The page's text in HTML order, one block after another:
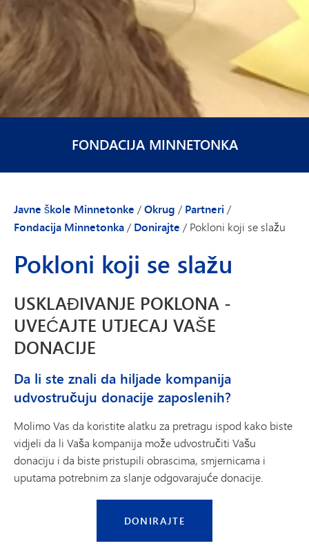
FONDACIJA MINNETONKA
Javne škole Minnetonke /Okrug / Partneri /
Fondacija Minnetonka/ Donirajte / Pokloni koji se slažu
Pokloni koji se slažu
USKLAĐIVANJE POKLONA -
UVEĆAJTE UTJECAJ VAŠE
DONACIJE
Da li ste znali da hiljade kompanija
udvostručuju donacije zaposlenih?
Molimo Vas da koristite alatku za pretragu ispod kako biste
vidjeli da li Vaša kompanija može udvostručiti Vašu
donaciju i da biste pristupili obrascima, smjernicama i
uputama potrebnim za slanje odgovarajuće donacije.
DONIRAJTE